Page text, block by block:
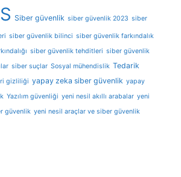
Siber güvenlik siber güvenlik 2023 siber
siber güvenlik bilinci siber güvenlik farkındalık
siber güvenlik tehditleri siber güvenlik
siber suçlar Sosyal mühendislik Tedarik
gizliliği yapay zeka siber güvenlik yapay
Yazılım güvenliği yeni nesil akıllı arabalar yeni
güvenlik yeni nesil araçlar ve siber güvenlik